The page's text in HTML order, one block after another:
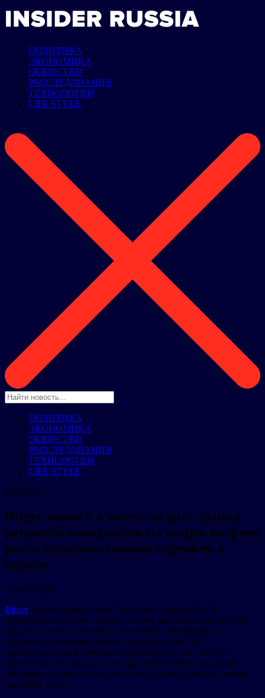
ПОЛИТИКА
ЭКОНОМИКА
ОБЩЕСТВО
РАССЛЕДОВАНИЯ
ТЕХНОЛОГИИ
LIFE STYLE
ПОЛИТИКА
ЭКОНОМИКА
ОБЩЕСТВО
РАССЛЕДОВАНИЯ
ТЕХНОЛОГИИ
LIFE STYLE
КРИПТА
Bitget занял 2-е место по доле рынка
perpetual-контрактов на акции на фоне
роста мультиактивной торговли в
апреле
12 мая 2026
Bitget, крупнейшая в мире Universal Exchange (UEX),
опубликовала Отчет о прозрачности работы за апрель 2026
года, в котором отмечается дальнейшее расширение в
сегментах токенизированных рынков акций, AI-
ориентированной торговой инфраструктуры и ончейн-
финансовых сервисов, поскольку пользователи все чаще
работают с несколькими классами активов в рамках единой
торговой среды.